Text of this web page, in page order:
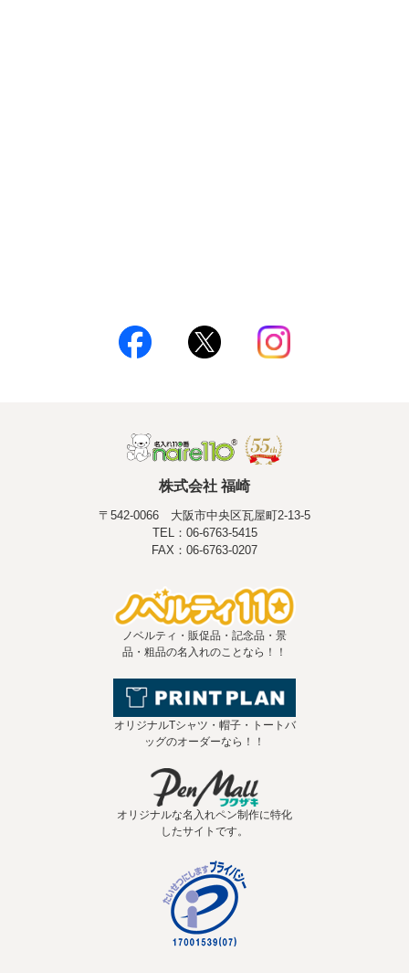
株式会社 福崎
〒542-0066 大阪市中央区瓦屋町2-13-5
TEL：06-6763-5415
FAX：06-6763-0207
ノベルティ・販促品・記念品・景
品・粗品の名入れのことなら！！
オリジナルTシャツ・帽子・トートバ
ッグのオーダーなら！！
オリジナルな名入れペン制作に特化
したサイトです。